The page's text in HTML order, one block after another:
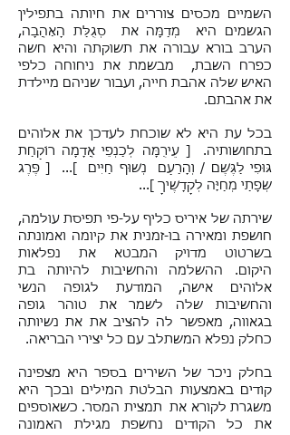
השמיים מכסים צוררים את חיותה בתפילין
הגשמים היא מְדַמָּה את סְגֻלַּת הָאַהֲבָה,
הערב בורא עבורה את תשוקתה והיא חשה
כפרח השבת, מבשמת את ניחוחה כלפי
האיש שלה אהבת חייה, ועבור שניהם מיילדת
את אהבתם.
בכל עת היא לא שוכחת לעדכן את אלוהים
בתחושותיה. [ עֵירֻמָּה לְכַנְפֵי אֲדָמָה רוֹקַחַת
גּוּפִי לַגֶּשֶׁם / וְהָרַעַם נְשׁוּף חַיִּים ]... [ פֶּרֶג
שְׂפָתַי מְחַיָּה לְקָדָשֶׁיךָ ]...
שירתה של איריס כליף על-פי תפיסת עולמה,
חושפת ומאירה בו-זמנית את קיומה ואמונתה
בשרטוט מדויק המבטא את נפלאות
היקום. ההשלמה והחשיבות להיותה בת
אלוהים אישה, המודעת לגופה הנשי
והחשיבות שלה לשמר את טוהר גופה
בגאווה, מאפשר לה להציב את את נשיותה
כחלק נפלא המשתלב עם כל יצירי הבריאה.
בחלק ניכר של השירים בספר היא מצפינה
קודים באמצעות הבלטת המילים ובכך היא
משגרת לקורא את תמצית המסר. כשאוספים
את כל הקודים נחשפת מגילת האמונה